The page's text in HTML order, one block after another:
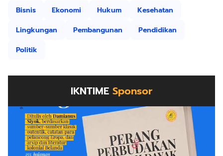
Bisnis Ekonomi Hukum
Kesehatan
Lingkungan
Pembangunan
Pendidikan
Politik
IKNTIME Sponsor